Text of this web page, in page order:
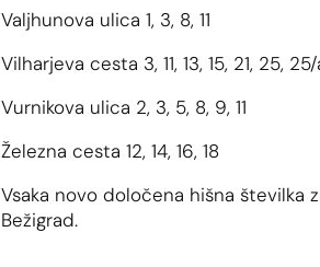
Valjhunova ulica 1, 3, 8, 11
Vilharjeva cesta 3, 11, 13, 15, 21, 25,
Vurnikova ulica 2, 3, 5, 8, 9, 11
Železna cesta 12, 14, 16, 18
Vsaka novo določena hišna številka
Bežigrad.